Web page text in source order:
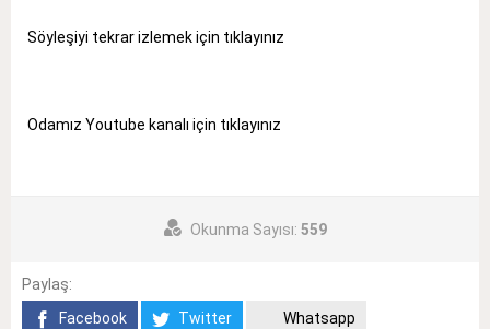
Söyleşiyi tekrar izlemek için tıklayınız
Odamız Youtube kanalı için tıklayınız
Okunma Sayısı: 559
Paylaş:
Facebook
Twitter
Whatsapp